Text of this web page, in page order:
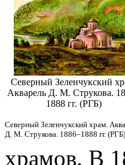
Северный Зеленчукский
Акварель Д. М. Струкова.
1888 гг. (РГБ)
Северный Зеленчукский храм.
Д. М. Струкова. 1886–1888 гг. (РГБ)
храмов. В